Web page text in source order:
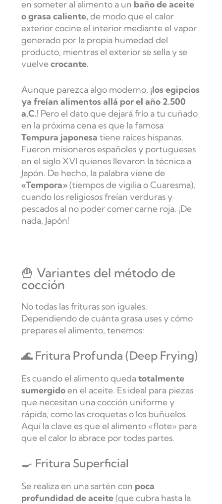
en someter al alimento a un baño de aceite
o grasa caliente, de modo que el calor
exterior cocine el interior mediante el vapor
generado por la propia humedad del
producto, mientras el exterior se sella y se
vuelvecrocante.
Aunque parezca algo moderno, ¡los egipcios
ya freían alimentos allá por el año 2.500
a.C.! Pero el dato que dejará frío a tu cuñado
en la próxima cena es que la famosa
Tempura japonesa tiene raíces hispanas.
Fueron misioneros españoles y portugueses
en el siglo XVI quienes llevaron la técnica a
Japón. De hecho, la palabra viene de
«Tempora»(tiempos de vigilia o Cuaresma),
cuando los religiosos freían verduras y
pescados al no poder comer carne roja. ¡De
nada, Japón!
🍟 Variantes del método de
cocción
No todas las frituras son iguales.
Dependiendo de cuánta grasa uses y cómo
prepares el alimento, tenemos:
🌊 Fritura Profunda (Deep Frying)
Es cuando el alimento quedatotalmente
sumergidoen el aceite. Es ideal para piezas
que necesitan una cocción uniforme y
rápida, como las croquetas o los buñuelos.
Aquí la clave es que el alimento «flote» para
que el calor lo abrace por todas partes.
🍳 Fritura Superficial
Se realiza en una sartén con poca
profundidad de aceite(que cubra hasta la